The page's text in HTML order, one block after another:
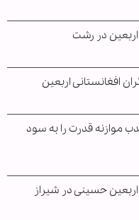
اربعین در رشت
افغانستانی اربعین
موازنه قدرت را به سود
حسینی در شیراز